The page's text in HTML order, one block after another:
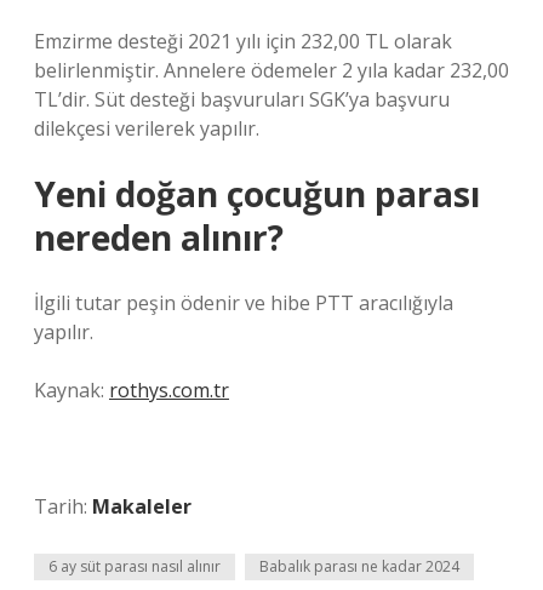
Emzirme desteği 2021 yılı için 232,00 TL olarak
belirlenmiştir. Annelere ödemeler 2 yıla kadar 232,00
TL’dir. Süt desteği başvuruları SGK’ya başvuru
dilekçesi verilerek yapılır.
Yeni doğan çocuğun parası
nereden alınır?
İlgili tutar peşin ödenir ve hibe PTT aracılığıyla
yapılır.
Kaynak: rothys.com.tr
Tarih: Makaleler
6 ay süt parası nasıl alınır Babalık parası ne kadar 2024